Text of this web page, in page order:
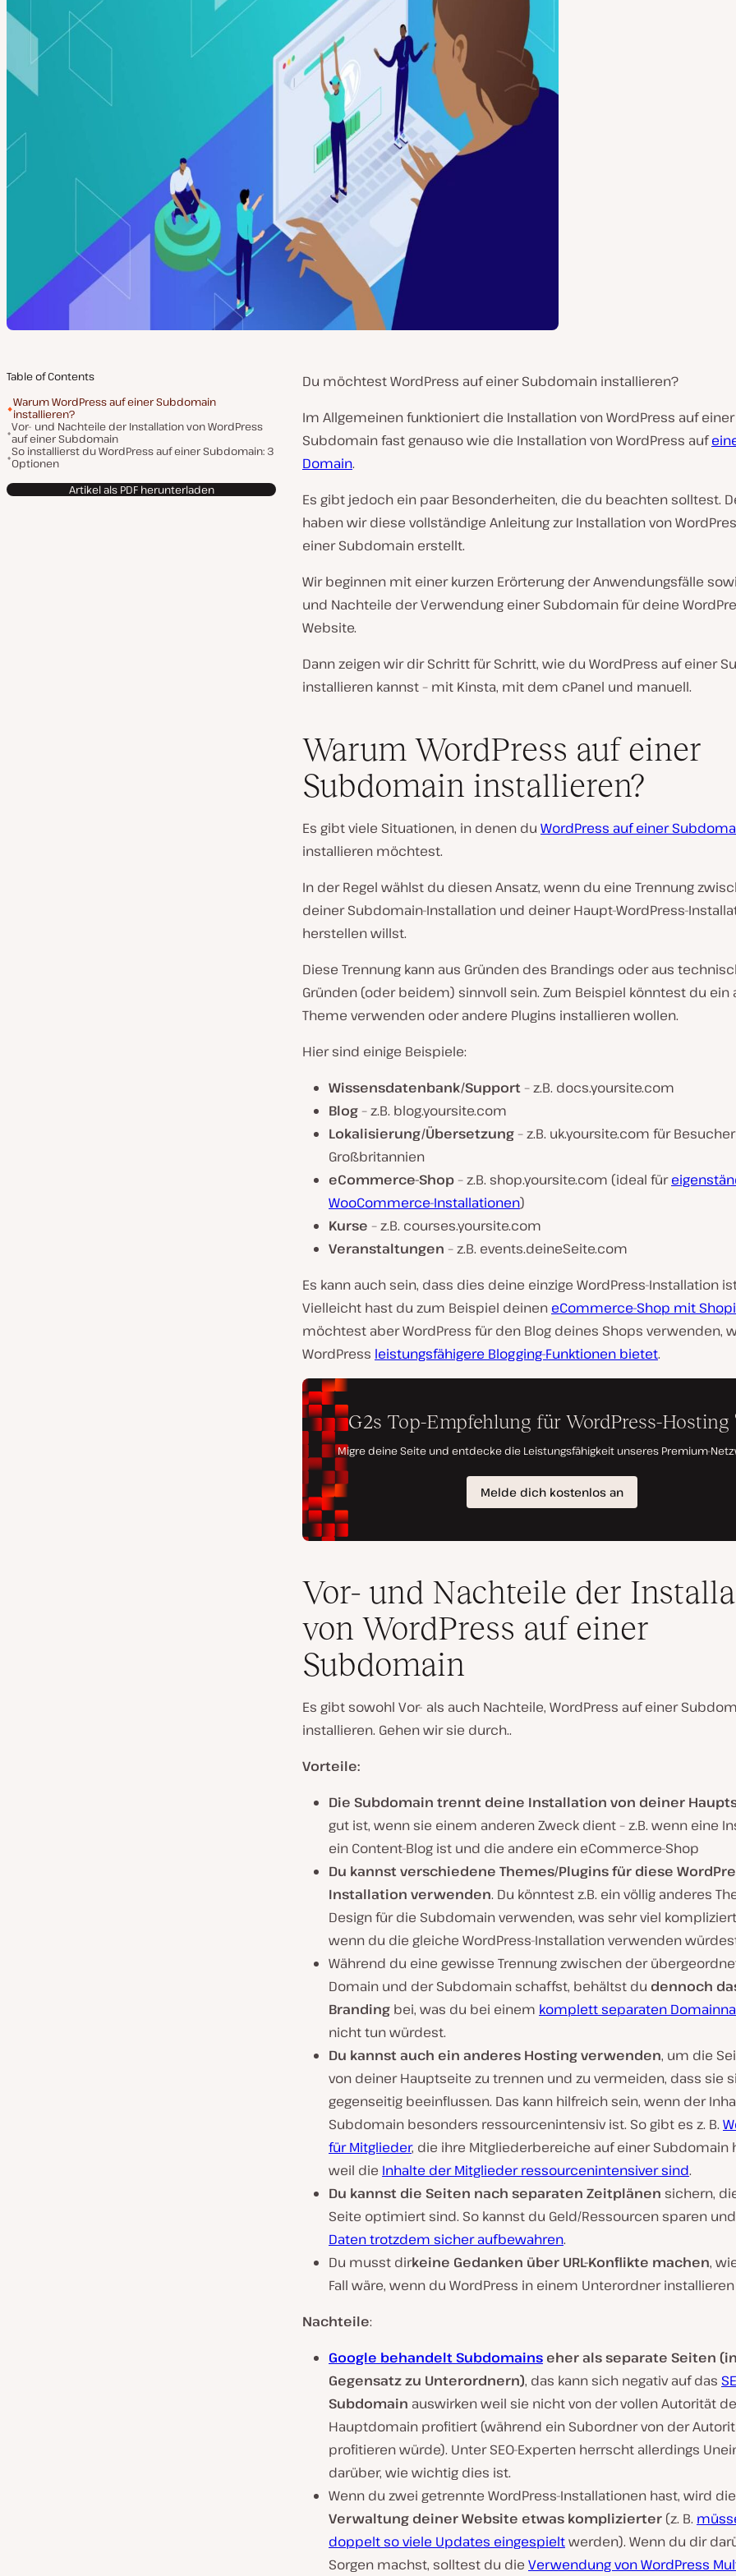
Table of Contents
Warum WordPress auf einer Subdomain
installieren?
Vor- und Nachteile der Installation von WordPress
auf einer Subdomain
So installierst du WordPress auf einer Subdomain: 3
Optionen
Artikel als PDF herunterladen
Du möchtest WordPress auf einer Subdomain installieren?
Im Allgemeinen funktioniert die Installation von WordPress auf einer
Subdomainfast genauso wie die Installation von WordPress auf
Domain.
Es gibt jedoch ein paar Besonderheiten, die du beachten solltest.
haben wir diese vollständige Anleitung zur Installation von
einer Subdomain erstellt.
Wir beginnen mit einer kurzen Erörterung der Anwendungsfälle
und Nachteile der Verwendung einer Subdomain für deine
Website.
Dann zeigen wir dir Schritt für Schritt, wie du WordPress auf einer
installieren kannst – mit Kinsta, mit dem cPanel und manuell.
Warum WordPress auf einer
Subdomain installieren?
Es gibt viele Situationen, in denen du WordPress auf einer
installieren möchtest.
In der Regel wählst du diesen Ansatz, wenn du eine Trennung
deiner Subdomain-Installation und deiner Haupt-WordPress-
herstellen willst.
Diese Trennung kann aus Gründen des Brandings oder aus
Gründen (oder beidem) sinnvoll sein. Zum Beispiel könntest du ein
Theme verwenden oder andere Plugins installieren wollen.
Hier sind einige Beispiele:
Wissensdatenbank/Support– z.B. docs.yoursite.com
Blog– z.B. blog.yoursite.com
Lokalisierung/Übersetzung– z.B. uk.yoursite.com für
Großbritannien
eCommerce-Shop– z.B. shop.yoursite.com (ideal für
WooCommerce-Installationen)
Kurse – z.B. courses.yoursite.com
Veranstaltungen – z.B. events.deineSeite.com
Es kann auch sein, dass dies deine einzige WordPress-Installation
Vielleicht hast du zum Beispiel deinen eCommerce-Shop mit
möchtest aber WordPress für den Blog deines Shops verwenden,
WordPress leistungsfähigere Blogging-Funktionen bietet.
Vor- und Nachteile der
von WordPress auf einer
Subdomain
Es gibt sowohl Vor- als auch Nachteile, WordPress auf einer
installieren. Gehen wir sie durch..
Vorteile:
Die Subdomain trennt deine Installation von deiner
gut ist, wenn sie einem anderen Zweck dient – z.B. wenn eine
ein Content-Blog ist und die andere ein eCommerce-Shop
Du kannst verschiedene Themes/Plugins für diese
Installation verwenden. Du könntest z.B. ein völlig anderes
Design für die Subdomain verwenden, was sehr viel
wenn du die gleiche WordPress-Installation verwenden
Während du eine gewisse Trennung zwischen der
Domain und der Subdomain schaffst, behältst du dennoch
Branding bei, was du bei einem komplett separaten
nicht tun würdest.
Du kannst auch ein anderes Hosting verwenden, um die
von deiner Hauptseite zu trennen und zu vermeiden, dass sie
gegenseitig beeinflussen. Das kann hilfreich sein, wenn der
Subdomain besonders ressourcenintensiv ist. So gibt es z. B.
für Mitglieder, die ihre Mitgliederbereiche auf einer Subdomain
weil die Inhalte der Mitglieder ressourcenintensiver sind.
Du kannst die Seiten nach separaten Zeitplänen sichern,
Seite optimiert sind. So kannst du Geld/Ressourcen sparen und
Daten trotzdem sicher aufbewahren.
Du musst dirkeine Gedanken über URL-Konflikte machen,
Fall wäre, wenn du WordPress in einem Unterordner
Nachteile:
Google behandelt Subdomains eher als separate Seiten
Gegensatz zu Unterordnern), das kann sich negativ auf das
Subdomain auswirken weil sie nicht von der vollen Autorität
Hauptdomain profitiert (während ein Subordner von der
profitieren würde). Unter SEO-Experten herrscht allerdings
darüber, wie wichtig dies ist.
Wenn du zwei getrennte WordPress-Installationen hast, wird die
Verwaltung deiner Website etwas komplizierter (z. B.
doppelt so viele Updates eingespieltwerden). Wenn du dir
Sorgen machst, solltest du die Verwendung von WordPress